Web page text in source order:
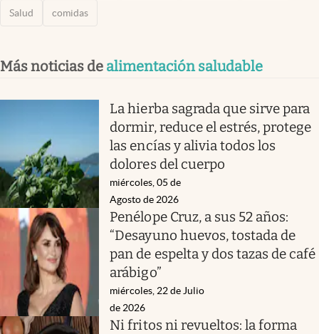
Salud comidas
Más noticias de alimentación saludable
La hierba sagrada que sirve para
dormir, reduce el estrés, protege
las encías y alivia todos los
dolores del cuerpo
miércoles, 05 de
Agosto de 2026
Penélope Cruz, a sus 52 años:
“Desayuno huevos, tostada de
pan de espelta y dos tazas de café
arábigo”
miércoles, 22 de Julio
de 2026
Ni fritos ni revueltos: la forma